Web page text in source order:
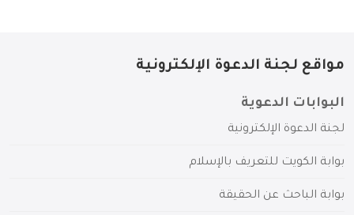
مواقع لجنة الدعوة الإلكترونية
البوابات الدعوية
لجنة الدعوة الإلكترونية
بوابة الكويت للتعريف بالإسلام
بوابة الباحث عن الحقيقة